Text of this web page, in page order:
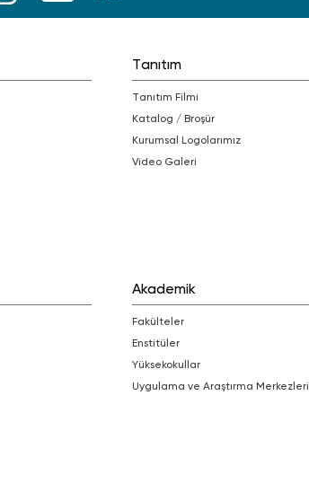
Tanıtım
Tanıtım Filmi
Katalog / Broşür
Kurumsal Logolarımız
Video Galeri
Akademik
Fakülteler
Enstitüler
Yüksekokullar
Uygulama ve Araştırma Merkezleri